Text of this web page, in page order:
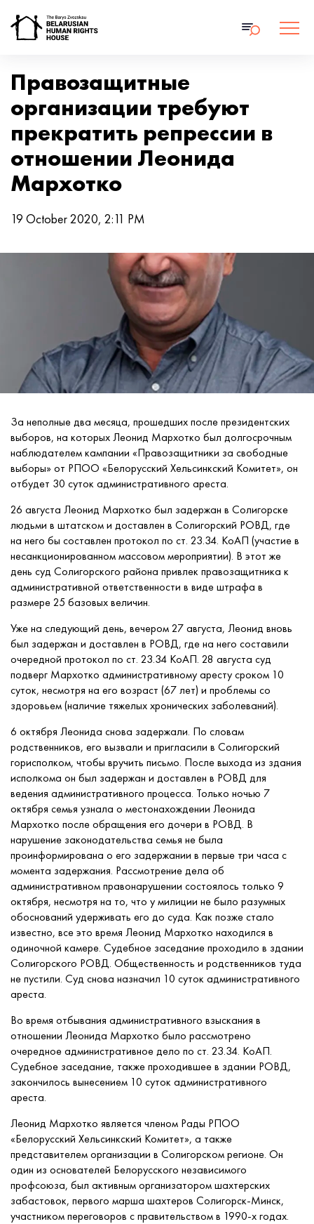
Правозащитные
организации требуют
прекратить репрессии в
отношении Леонида
Мархотко
19 October 2020, 2:11 PM
За неполные два месяца, прошедших после президентских
выборов, на которых Леонид Мархотко был долгосрочным
наблюдателем кампании «Правозащитники за свободные
выборы» от РПОО «Белорусский Хельсинкский Комитет», он
отбудет 30 суток административного ареста.
26 августа Леонид Мархотко был задержан в Солигорске
людьми в штатском и доставлен в Солигорский РОВД, где
на него бы составлен протокол по ст. 23.34. КоАП (участие в
несанкционированном массовом мероприятии). В этот же
день суд Солигорского района привлек правозащитника к
административной ответственности в виде штрафа в
размере 25 базовых величин.
Уже на следующий день, вечером 27 августа, Леонид вновь
был задержан и доставлен в РОВД, где на него составили
очередной протокол по ст. 23.34 КоАП. 28 августа суд
подверг Мархотко административному аресту сроком 10
суток, несмотря на его возраст (67 лет) и проблемы со
здоровьем (наличие тяжелых хронических заболеваний).
6 октября Леонида снова задержали. По словам
родственников, его вызвали и пригласили в Солигорский
горисполком, чтобы вручить письмо. После выхода из здания
исполкома он был задержан и доставлен в РОВД для
ведения административного процесса. Только ночью 7
октября семья узнала о местонахождении Леонида
Мархотко после обращения его дочери в РОВД. В
нарушение законодательства семья не была
проинформирована о его задержании в первые три часа с
момента задержания. Рассмотрение дела об
административном правонарушении состоялось только 9
октября, несмотря на то, что у милиции не было разумных
обоснований удерживать его до суда. Как позже стало
известно, все это время Леонид Мархотко находился в
одиночной камере. Судебное заседание проходило в здании
Солигорского РОВД. Общественность и родственников туда
не пустили. Суд снова назначил 10 суток административного
ареста.
Во время отбывания административного взыскания в
отношении Леонида Мархотко было рассмотрено
очередное административное дело по ст. 23.34. КоАП.
Судебное заседание, также проходившее в здании РОВД,
закончилось вынесением 10 суток административного
ареста.
Леонид Мархотко является членом Рады РПОО
«Белорусский Хельсинкский Комитет», а также
представителем организации в Солигорском регионе. Он
один из основателей Белорусского независимого
профсоюза, был активным организатором шахтерских
забастовок, первого марша шахтеров Солигорск-Минск,
участником переговоров с правительством в 1990-х годах.